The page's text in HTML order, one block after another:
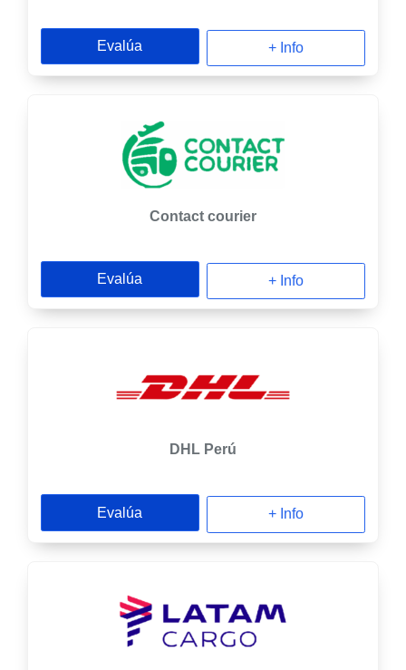
Evalúa + Info
Contact courier
Evalúa + Info
DHL Perú
Evalúa + Info